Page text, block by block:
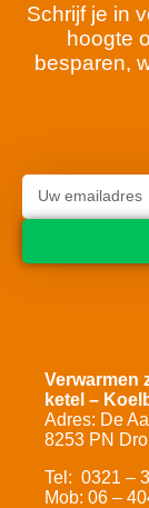
Schrijf je in
hoogte
besparen,
Verwarmen
ketel –
Adres: De
8253 PN
Tel: 0321 –
Mob: 06 –